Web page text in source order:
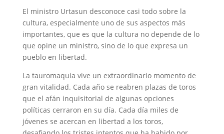
El ministro Urtasun desconoce casi todo sobre la
cultura, especialmente uno de sus aspectos más
importantes, que es que la cultura no depende de lo
que opine un ministro, sino de lo que expresa un
pueblo en libertad.
La tauromaquia vive un extraordinario momento de
gran vitalidad. Cada año se reabren plazas de toros
que el afán inquisitorial de algunas opciones
políticas cerraron en su día. Cada día miles de
jóvenes se acercan en libertad a los toros,